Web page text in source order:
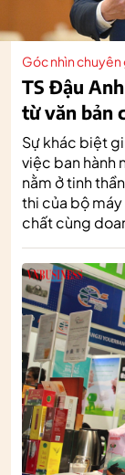
Góc nhìn chuyên
TS Đậu
từ văn bản
Sự khác biệt
việc ban hành
nằm ở tinh
thi của bộ
chất cùng